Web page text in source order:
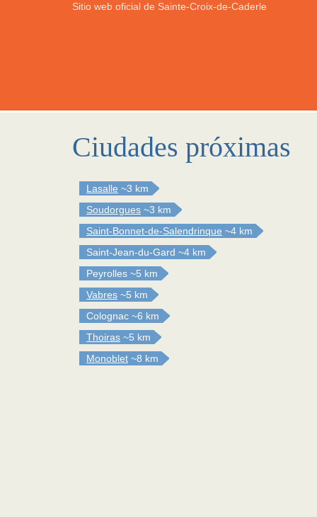
Sitio web oficial de Sainte-Croix-de-Caderle
Ciudades próximas
Lasalle ~3 km
Soudorgues ~3 km
Saint-Bonnet-de-Salendrinque ~4 km
Saint-Jean-du-Gard ~4 km
Peyrolles ~5 km
Vabres ~5 km
Colognac ~6 km
Thoiras ~5 km
Monoblet ~8 km